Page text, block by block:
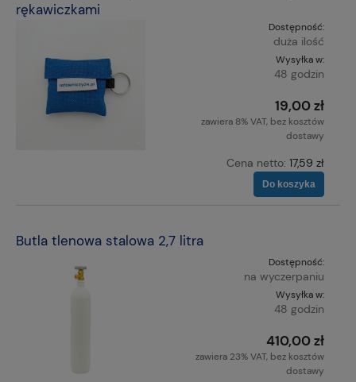
rękawiczkami
Dostępność:
duża ilość
Wysyłka w:
48 godzin
19,00 zł
zawiera 8% VAT, bez kosztów
dostawy
Cena netto: 17,59 zł
Do koszyka
Butla tlenowa stalowa 2,7 litra
Dostępność:
na wyczerpaniu
Wysyłka w:
48 godzin
410,00 zł
zawiera 23% VAT, bez kosztów
dostawy